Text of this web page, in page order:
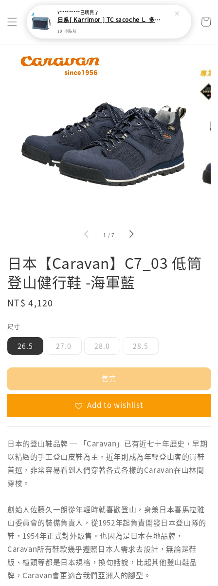
1 /7
日本【Caravan】C7_03 低筒
登山健行鞋 -海軍藍
Regular
NT$ 4,120
尺寸
26.5 27.0 28.0 28.5
售完
Add to wishlist
日本的登山鞋品牌 ─ 「Caravan」已有近七十年歷史，早期
以精緻的手工登山皮鞋為主，近年則成為年輕登山客的買鞋
首選，非常容易看到人們穿著各式各樣的Caravan在山林間
穿梭。
創始人佐藤久一朗從年輕時就喜歡登山，身兼日本喜馬拉雅
山委員會的裝備負責人，從1952年起負責開發日本登山隊的
鞋，1954年正式對外販售。也因為是日本在地品牌，
Caravan所有鞋款幾乎遵照日本人需求去設計，無論是鞋
版、楦頭等都是日本規格，換句話說，比起其他登山鞋品
牌，Caravan會更適合我們亞洲人的腳型。
Y*********已購買了
日系[ Karrimor ] TC sacoche Ｌ 多功能輕旅收納袋
19 小時前